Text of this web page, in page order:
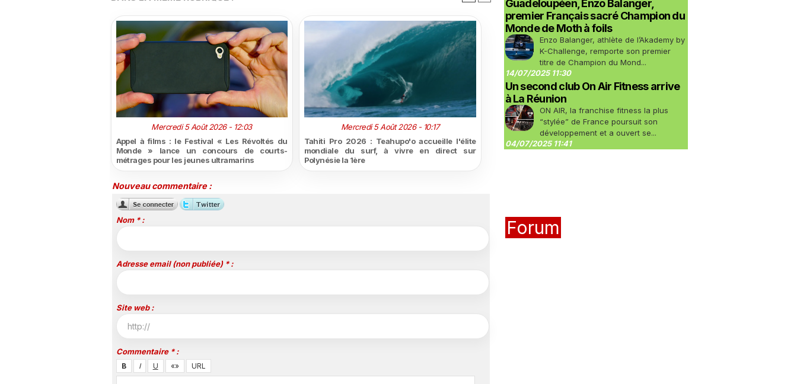
Mercredi 5 Août 2026 - 12:03
Appel à films : le Festival « Les Révoltés du
Monde » lance un concours de courts-
métrages pour les jeunes ultramarins
Mercredi 5 Août 2026 - 10:17
Tahiti Pro 2026 : Teahupo'o accueille l'élite
mondiale du surf, à vivre en direct sur
Polynésie la 1ère
Nouveau commentaire :
Nom * :
Adresse email (non publiée) * :
Site web :
Commentaire * :
Guadeloupéen, Enzo Balanger,
premier Français sacré Champion du
Monde de Moth à foils
Enzo Balanger, athlète de l’Akademy by
K-Challenge, remporte son premier
titre de Champion du Mond...
14/07/2025 11:30
Un second club On Air Fitness arrive
à La Réunion
ON AIR, la franchise fitness la plus
“stylée” de France poursuit son
développement et a ouvert se...
04/07/2025 11:41
Forum